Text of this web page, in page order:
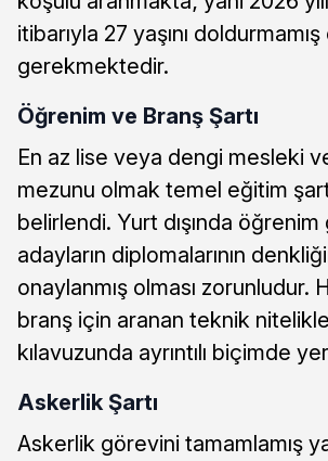
itibarıyla 27 yaşını
gerekmektedir.
Öğrenim ve Branş Şartı
En az lise veya dengi mesleki
mezunu olmak temel eğitim
belirlendi. Yurt dışında
adayların diplomalarının
onaylanmış olması zorunludur.
branş için aranan teknik
kılavuzunda ayrıntılı biçimde
Askerlik Şartı
Askerlik görevini tamamlamış